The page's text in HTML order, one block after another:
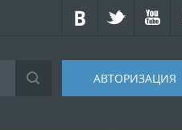
АВТОРИЗАЦИЯ